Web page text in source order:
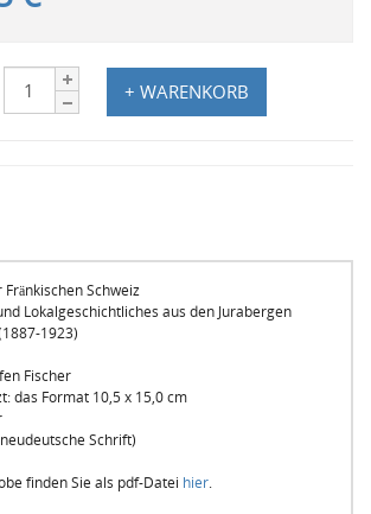
+ WARENKORB
Schweiz
Lokalgeschichtliches aus den Jurabergen
1923)
Fischer
das Format 10,5 x 15,0 cm
Schrift)
finden Sie als pdf-Datei hier.